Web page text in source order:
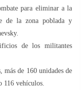
para eliminar a la
de la zona poblada y
de los militantes
más de 160 unidades de
116 vehículos.